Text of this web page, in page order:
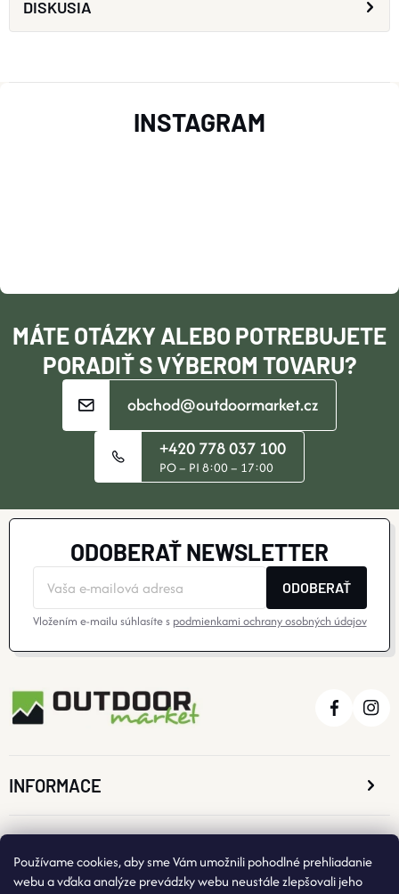
Používame cookies, aby sme Vám umožnili pohodlné prehliadanie
webu a vďaka analýze prevádzky webu neustále zlepšovali jeho
DISKUSIA
T
MÁTE OTÁZKY ALEBO POTREBUJETE
PORADIŤ S VÝBEROM TOVARU?
obchod@outdoormarket.cz
+420 778 037 100
PO – PI 8:00 – 17:00
INSTAGRAM
ODOBERAŤ NEWSLETTER
ODOBERAŤ
Vložením e-mailu súhlasíte s podmienkami ochrany osobných údajov
INFORMACE